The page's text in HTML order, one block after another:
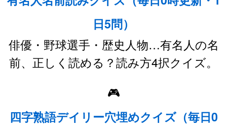
日5問）
俳優・野球選手・歴史人物…有名人の名
前、正しく読める？読み方4択クイズ。
🎮
四字熟語デイリー穴埋めクイズ（毎日0